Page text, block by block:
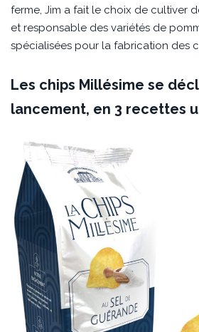
ferme, Jim a fait le choix de cultiver
et responsable des variétés de
spécialisées pour la fabrication des
Les chips Millésime se
lancement, en 3 recettes